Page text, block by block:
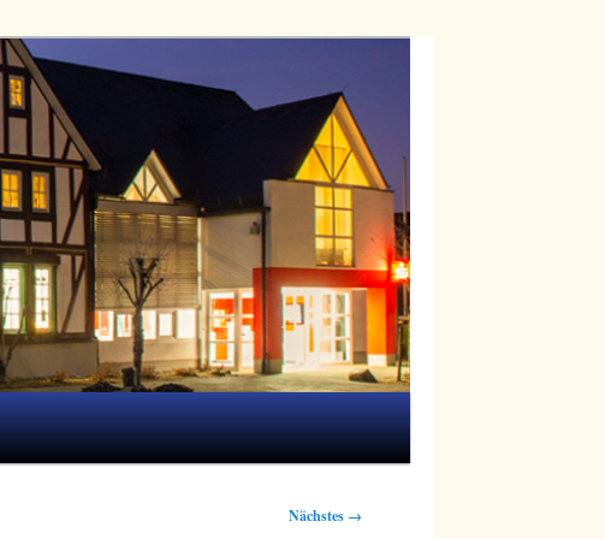
Nächstes →